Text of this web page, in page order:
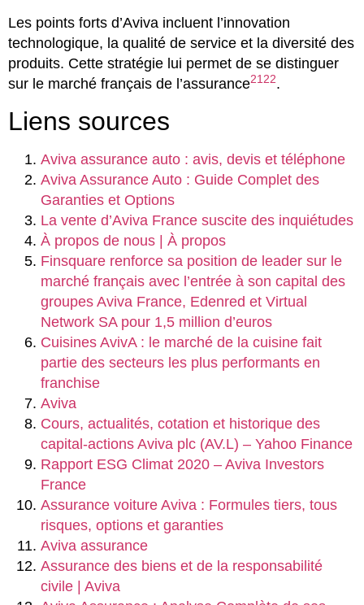
Les points forts d’Aviva incluent l’innovation
technologique, la qualité de service et la diversité des
produits. Cette stratégie lui permet de se distinguer
sur le marché français de l’assurance21 22.
Liens sources
Aviva assurance auto : avis, devis et téléphone
Aviva Assurance Auto : Guide Complet des
Garanties et Options
La vente d’Aviva France suscite des inquiétudes
À propos de nous | À propos
Finsquare renforce sa position de leader sur le
marché français avec l’entrée à son capital des
groupes Aviva France, Edenred et Virtual
Network SA pour 1,5 million d’euros
Cuisines AvivA : le marché de la cuisine fait
partie des secteurs les plus performants en
franchise
Aviva
Cours, actualités, cotation et historique des
capital-actions Aviva plc (AV.L) – Yahoo Finance
Rapport ESG Climat 2020 – Aviva Investors
France
Assurance voiture Aviva : Formules tiers, tous
risques, options et garanties
Aviva assurance
Assurance des biens et de la responsabilité
civile | Aviva